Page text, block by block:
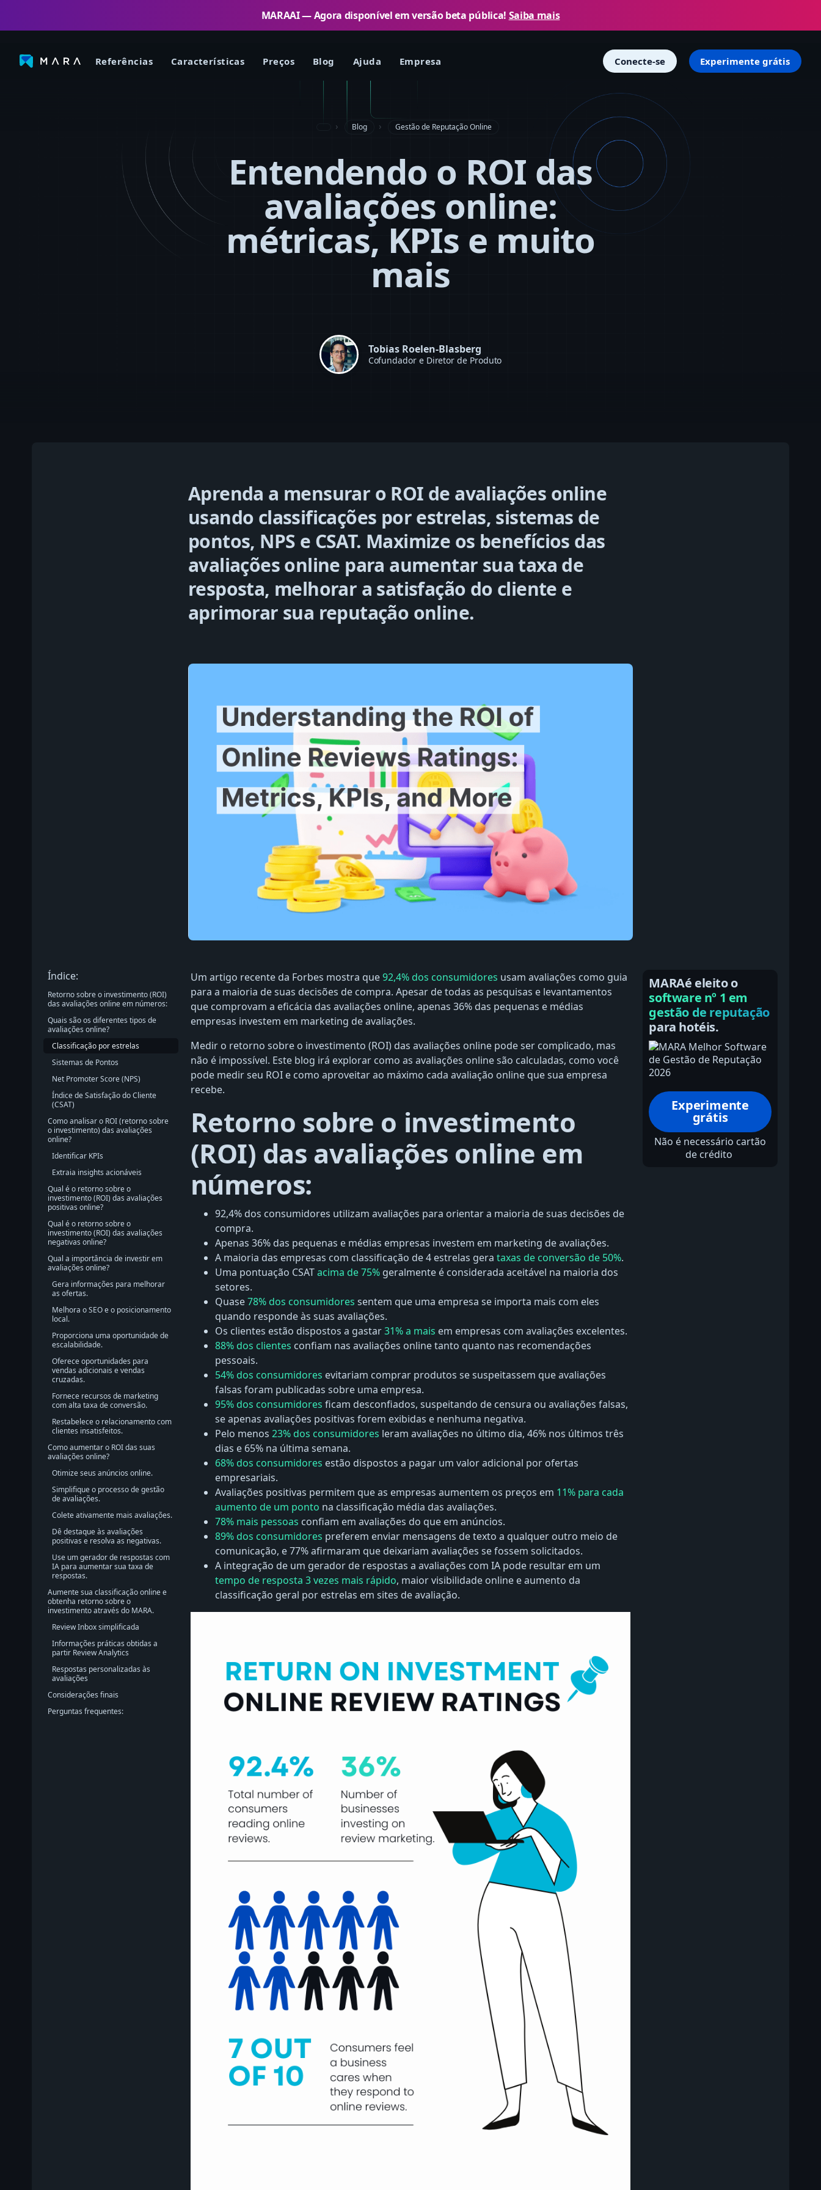
MARAAI — Agora disponível em versão beta pública! Saiba mais
Referências Características Preços Blog Ajuda Empresa Conecte-se Experimente grátis
Blog Gestão de Reputação Online
Entendendo o ROI das
avaliações online:
métricas, KPIs e muito
mais
Tobias Roelen-Blasberg
Cofundador e Diretor de Produto
Aprenda a mensurar o ROI de avaliações online
usando classificações por estrelas, sistemas de
pontos, NPS e CSAT. Maximize os benefícios das
avaliações online para aumentar sua taxa de
resposta, melhorar a satisfação do cliente e
aprimorar sua reputação online.
Índice:
Retorno sobre o investimento (ROI)
das avaliações online em números:
Quais são os diferentes tipos de
avaliações online?
Classificação por estrelas
Sistemas de Pontos
Net Promoter Score (NPS)
Índice de Satisfação do Cliente
(CSAT)
Como analisar o ROI (retorno sobre
o investimento) das avaliações
online?
Identificar KPIs
Extraia insights acionáveis
Qual é o retorno sobre o
investimento (ROI) das avaliações
positivas online?
Qual é o retorno sobre o
investimento (ROI) das avaliações
negativas online?
Qual a importância de investir em
avaliações online?
Gera informações para melhorar
as ofertas.
Melhora o SEO e o posicionamento
local.
Proporciona uma oportunidade de
escalabilidade.
Oferece oportunidades para
vendas adicionais e vendas
cruzadas.
Fornece recursos de marketing
com alta taxa de conversão.
Restabelece o relacionamento com
clientes insatisfeitos.
Como aumentar o ROI das suas
avaliações online?
Otimize seus anúncios online.
Simplifique o processo de gestão
de avaliações.
Colete ativamente mais avaliações.
Dê destaque às avaliações
positivas e resolva as negativas.
Use um gerador de respostas com
IA para aumentar sua taxa de
respostas.
Aumente sua classificação online e
obtenha retorno sobre o
investimento através do MARA.
Review Inbox simplificada
Informações práticas obtidas a
partir Review Analytics
Respostas personalizadas às
avaliações
Considerações finais
Perguntas frequentes:
Um artigo recente da Forbes mostra que92,4% dos consumidores usam avaliações como guia
para a maioria de suas decisões de compra. Apesar de todas as pesquisas e levantamentos
que comprovam a eficácia das avaliações online, apenas 36% das pequenas e médias
empresas investem em marketing de avaliações.
Medir o retorno sobre o investimento (ROI) das avaliações online pode ser complicado, mas
não é impossível. Este blog irá explorar como as avaliações online são calculadas, como você
pode medir seu ROI e como aproveitar ao máximo cada avaliação online que sua empresa
recebe.
Retorno sobre o investimento
(ROI) das avaliações online em
números:
92,4% dos consumidores utilizam avaliações para orientar a maioria de suas decisões de
compra.
Apenas 36% das pequenas e médias empresas investem em marketing de avaliações.
A maioria das empresas com classificação de 4 estrelas gera taxas de conversão de 50%.
Uma pontuação CSATacima de 75%geralmente é considerada aceitável na maioria dos
setores.
Quase78% dos consumidores sentem que uma empresa se importa mais com eles
quando responde às suas avaliações.
Os clientes estão dispostos a gastar31% a mais em empresas com avaliações excelentes.
88% dos clientes confiam nas avaliações online tanto quanto nas recomendações
pessoais.
54% dos consumidores evitariam comprar produtos se suspeitassem que avaliações
falsas foram publicadas sobre uma empresa.
95% dos consumidores ficam desconfiados, suspeitando de censura ou avaliações falsas,
se apenas avaliações positivas forem exibidas e nenhuma negativa.
Pelo menos 23% dos consumidores leram avaliações no último dia, 46% nos últimos três
dias e 65% na última semana.
68% dos consumidores estão dispostos a pagar um valor adicional por ofertas
empresariais.
Avaliações positivas permitem que as empresas aumentem os preços em 11% para cada
aumento de um ponto na classificação média das avaliações.
78% mais pessoas confiam em avaliações do que em anúncios.
89% dos consumidores preferem enviar mensagens de texto a qualquer outro meio de
comunicação, e 77% afirmaram que deixariam avaliações se fossem solicitados.
A integração de um gerador de respostas a avaliações com IA pode resultar em um
tempo de resposta 3 vezes mais rápido, maior visibilidade online e aumento da
classificação geral por estrelas em sites de avaliação.
MARAé eleito o
software nº 1 em
gestão de reputação
para hotéis.
Experimente
grátis
Não é necessário cartão
de crédito